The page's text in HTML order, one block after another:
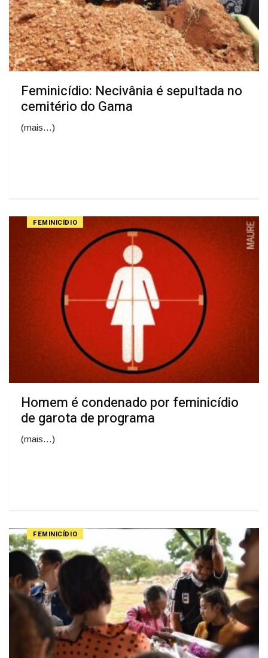
Feminicídio: Necivânia é sepultada no
cemitério do Gama
(mais…)
FEMINICÍDIO
Homem é condenado por feminicídio
de garota de programa
(mais…)
FEMINICÍDIO